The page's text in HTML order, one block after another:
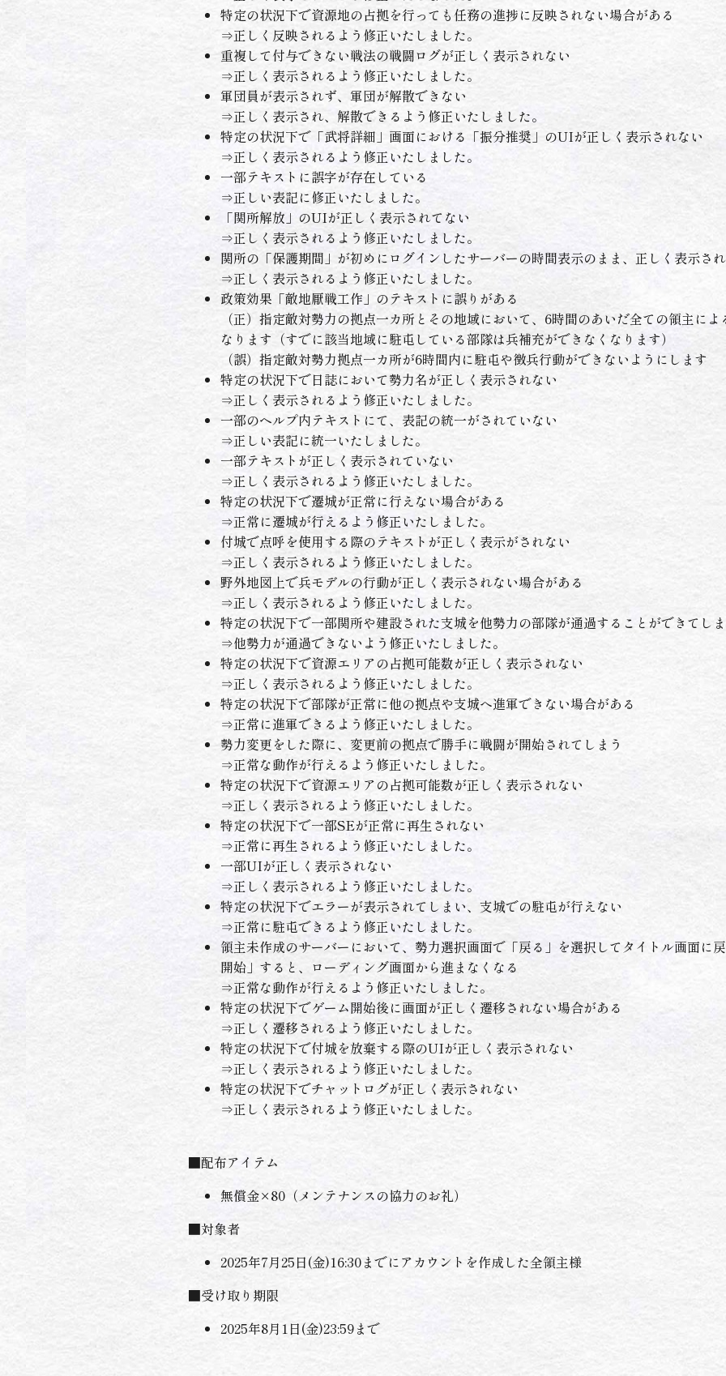
特定の状況下で資源地の占拠を行っても任務の進捗に反映されない場合がある
⇒正しく反映されるよう修正いたしました。
重複して付与できない戦法の戦闘ログが正しく表示されない
⇒正しく表示されるよう修正いたしました。
軍団員が表示されず、軍団が解散できない
⇒正しく表示され、解散できるよう修正いたしました。
特定の状況下で「武将詳細」画面における「振分推奨」のUIが正しく表示されない
⇒正しく表示されるよう修正いたしました。
一部テキストに誤字が存在している
⇒正しい表記に修正いたしました。
「関所解放」のUIが正しく表示されてない
⇒正しく表示されるよう修正いたしました。
関所の「保護期間」が初めにログインしたサーバーの時間表示のまま、正しく表示さ
⇒正しく表示されるよう修正いたしました。
政策効果「敵地厭戦工作」のテキストに誤りがある
（正）指定敵対勢力の拠点一カ所とその地域において、6時間のあいだ全ての領主に
なります（すでに該当地域に駐屯している部隊は兵補充ができなくなります）
（誤）指定敵対勢力拠点一カ所が6時間内に駐屯や徴兵行動ができないようにします
特定の状況下で日誌において勢力名が正しく表示されない
⇒正しく表示されるよう修正いたしました。
一部のヘルプ内テキストにて、表記の統一がされていない
⇒正しい表記に統一いたしました。
一部テキストが正しく表示されていない
⇒正しく表示されるよう修正いたしました。
特定の状況下で遷城が正常に行えない場合がある
⇒正常に遷城が行えるよう修正いたしました。
付城で点呼を使用する際のテキストが正しく表示がされない
⇒正しく表示されるよう修正いたしました。
野外地図上で兵モデルの行動が正しく表示されない場合がある
⇒正しく表示されるよう修正いたしました。
特定の状況下で一部関所や建設された支城を他勢力の部隊が通過することができてし
⇒他勢力が通過できないよう修正いたしました。
特定の状況下で資源エリアの占拠可能数が正しく表示されない
⇒正しく表示されるよう修正いたしました。
特定の状況下で部隊が正常に他の拠点や支城へ進軍できない場合がある
⇒正常に進軍できるよう修正いたしました。
勢力変更をした際に、変更前の拠点で勝手に戦闘が開始されてしまう
⇒正常な動作が行えるよう修正いたしました。
特定の状況下で資源エリアの占拠可能数が正しく表示されない
⇒正しく表示されるよう修正いたしました。
特定の状況下で一部SEが正常に再生されない
⇒正常に再生されるよう修正いたしました。
一部UIが正しく表示されない
⇒正しく表示されるよう修正いたしました。
特定の状況下でエラーが表示されてしまい、支城での駐屯が行えない
⇒正常に駐屯できるよう修正いたしました。
領主未作成のサーバーにおいて、勢力選択画面で「戻る」を選択してタイトル画面に
開始」すると、ローディング画面から進まなくなる
⇒正常な動作が行えるよう修正いたしました。
特定の状況下でゲーム開始後に画面が正しく遷移されない場合がある
⇒正しく遷移されるよう修正いたしました。
特定の状況下で付城を放棄する際のUIが正しく表示されない
⇒正しく表示されるよう修正いたしました。
特定の状況下でチャットログが正しく表示されない
⇒正しく表示されるよう修正いたしました。
■配布アイテム
無償金×80（メンテナンスの協力のお礼）
■対象者
2025年7月25日(金)16:30までにアカウントを作成した全領主様
■受け取り期限
2025年8月1日(金)23:59まで